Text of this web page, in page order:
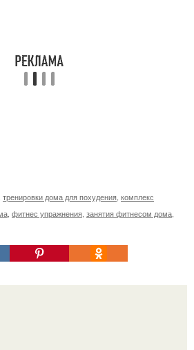
тренировки дома для похудения комплекс
фитнес упражнения занятия фитнесом дома